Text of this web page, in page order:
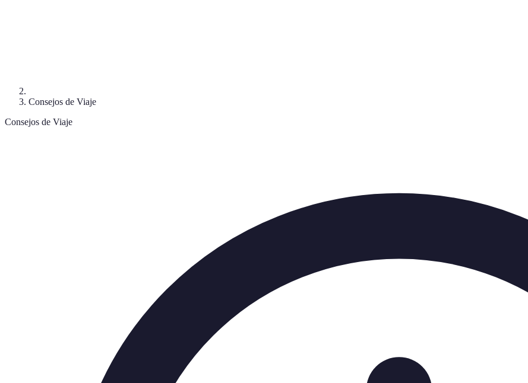
Consejos de Viaje
Consejos de Viaje